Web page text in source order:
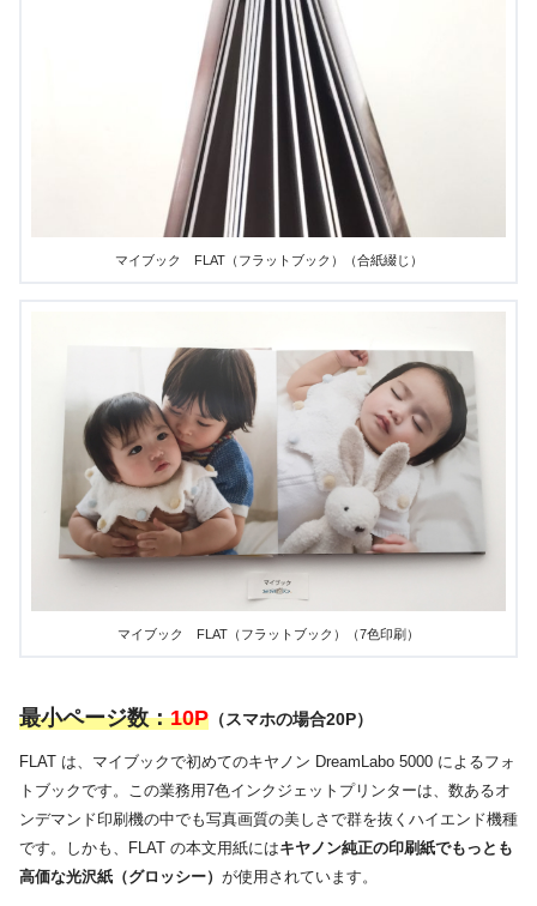
マイブック FLAT（フラットブック）（合紙綴じ）
マイブック FLAT（フラットブック）（7色印刷）
最小ページ数：10P （スマホの場合20P）
FLAT は、マイブックで初めてのキヤノン DreamLabo 5000 によるフォ
トブックです。この業務用7色インクジェットプリンターは、数あるオ
ンデマンド印刷機の中でも写真画質の美しさで群を抜くハイエンド機種
です。しかも、FLAT の本文用紙にはキヤノン純正の印刷紙でもっとも
高価な光沢紙（グロッシー） が使用されています。